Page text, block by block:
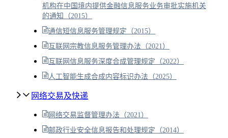
机构在中国境内提供金融信息服务业务审批实施机关
的通知（2015）
通信短信息服务管理规定（2015）
互联网宗教信息服务管理办法（2021）
互联网信息服务深度合成管理规定（2022）
人工智能生成合成内容标识办法（2025）
网络交易及快递
网络交易监督管理办法（2021）
邮政行业安全信息报告和处理规定（2014）